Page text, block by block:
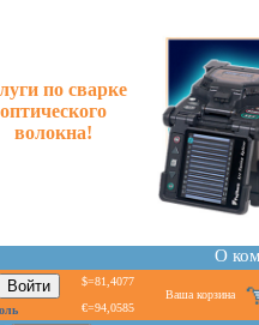
по сварке
оптического
волокна!
О
$=81,4077
€=94,0585
Ваша корзина